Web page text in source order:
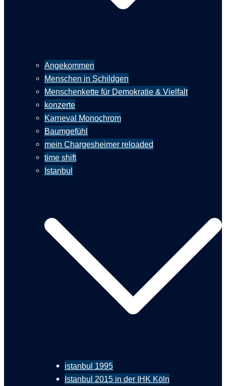
Angekommen
Menschen in Schildgen
Menschenkette für Demokratie & Vielfalt
konzerte
Karneval Monochrom
Baumgefühl
mein Chargesheimer reloaded
time shift
Istanbul
istanbul 1995
Istanbul 2015 in der IHK Köln